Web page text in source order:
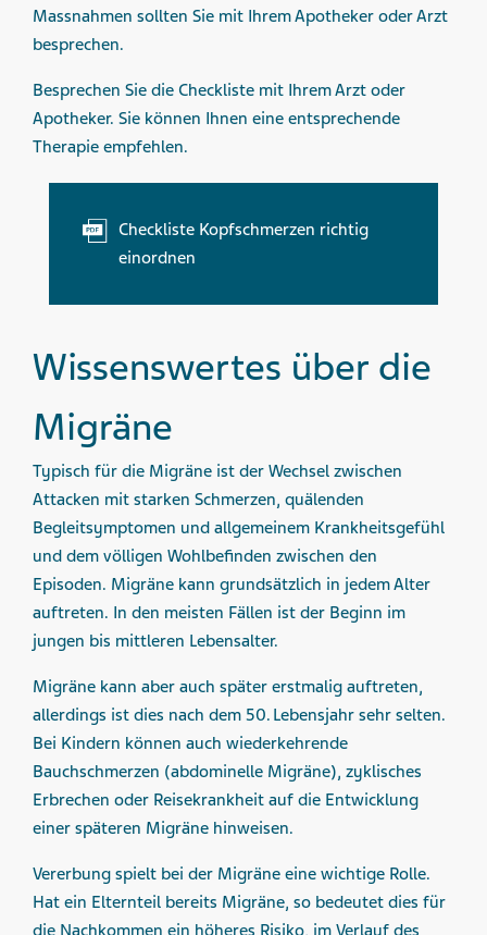
Massnahmen sollten Sie mit Ihrem Apotheker oder Arzt
besprechen.
Besprechen Sie die Checkliste mit Ihrem Arzt oder
Apotheker. Sie können Ihnen eine entsprechende
Therapie empfehlen.
Checkliste Kopfschmerzen richtig
einordnen
Wissenswertes über die
Migräne
Typisch für die Migräne ist der Wechsel zwischen
Attacken mit starken Schmerzen, quälenden
Begleitsymptomen und allgemeinem Krankheitsgefühl
und dem völligen Wohlbefinden zwischen den
Episoden. Migräne kann grundsätzlich in jedem Alter
auftreten. In den meisten Fällen ist der Beginn im
jungen bis mittleren Lebensalter.
Migräne kann aber auch später erstmalig auftreten,
allerdings ist dies nach dem 50. Lebensjahr sehr selten.
Bei Kindern können auch wiederkehrende
Bauchschmerzen (abdominelle Migräne), zyklisches
Erbrechen oder Reisekrankheit auf die Entwicklung
einer späteren Migräne hinweisen.
Vererbung spielt bei der Migräne eine wichtige Rolle.
Hat ein Elternteil bereits Migräne, so bedeutet dies für
die Nachkommen ein höheres Risiko, im Verlauf des